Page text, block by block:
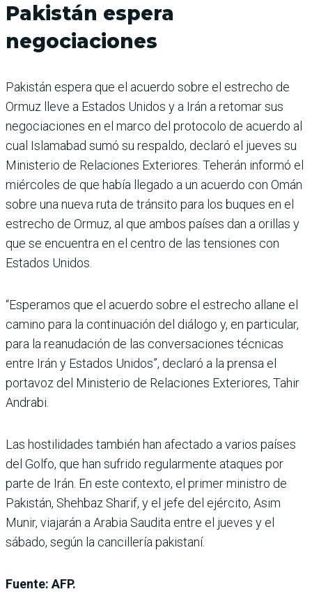
Pakistán espera
negociaciones
Pakistán espera que el acuerdo sobre el estrecho de
Ormuz lleve a Estados Unidos y a Irán a retomar sus
negociaciones en el marco del protocolo de acuerdo al
cual Islamabad sumó su respaldo, declaró el jueves su
Ministerio de Relaciones Exteriores. Teherán informó el
miércoles de que había llegado a un acuerdo con Omán
sobre una nueva ruta de tránsito para los buques en el
estrecho de Ormuz, al que ambos países dan a orillas y
que se encuentra en el centro de las tensiones con
Estados Unidos.
“Esperamos que el acuerdo sobre el estrecho allane el
camino para la continuación del diálogo y, en particular,
para la reanudación de las conversaciones técnicas
entre Irán y Estados Unidos”, declaró a la prensa el
portavoz del Ministerio de Relaciones Exteriores, Tahir
Andrabi.
Las hostilidades también han afectado a varios países
del Golfo, que han sufrido regularmente ataques por
parte de Irán. En este contexto, el primer ministro de
Pakistán, Shehbaz Sharif, y el jefe del ejército, Asim
Munir, viajarán a Arabia Saudita entre el jueves y el
sábado, según la cancillería pakistaní.
Fuente: AFP.